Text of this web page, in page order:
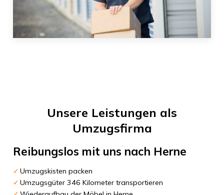
Unsere Leistungen als
Umzugsfirma
Reibungslos mit uns nach Herne
Umzugskisten packen
Umzugsgüter 346 Kilometer transportieren